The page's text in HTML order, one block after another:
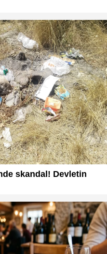
skandal! Devletin